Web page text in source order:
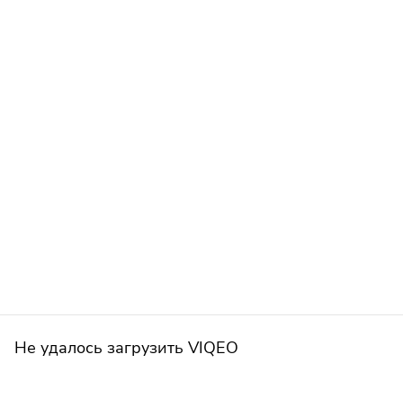
Не удалось загрузить VIQEO